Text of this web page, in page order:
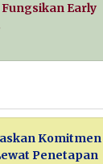
Early
Komitmen
Penetapan